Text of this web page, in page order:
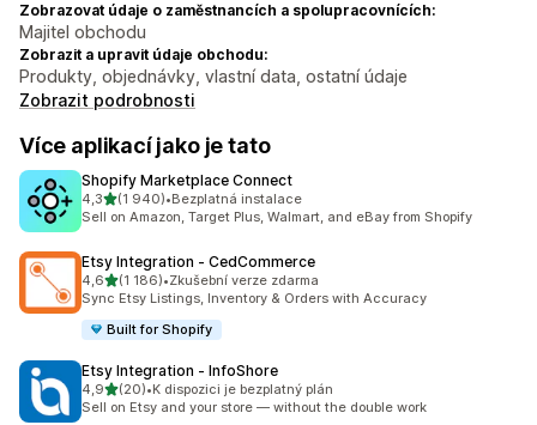
Zobrazovat údaje o zaměstnancích a spolupracovnících:
Majitel obchodu
Zobrazit a upravit údaje obchodu:
Produkty, objednávky, vlastní data, ostatní údaje
Zobrazit podrobnosti
Více aplikací jako je tato
Shopify Marketplace Connect
4,3z 5 hvězd
(1 940)
Celkový počet recenzí: 1940
•Bezplatná instalace
Sell on Amazon, Target Plus, Walmart, and eBay from Shopify
Etsy Integration ‑ CedCommerce
4,6z 5 hvězd
(1 186)
Celkový počet recenzí: 1186
•Zkušební verze zdarma
Sync Etsy Listings, Inventory & Orders with Accuracy
Built for Shopify
Etsy Integration ‑ InfoShore
4,9z 5 hvězd
(20)
Celkový počet recenzí: 20
•K dispozici je bezplatný plán
Sell on Etsy and your store — without the double work